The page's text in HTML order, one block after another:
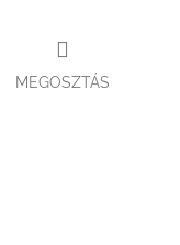
MEGOSZTÁS